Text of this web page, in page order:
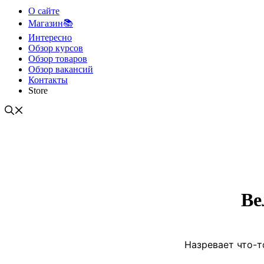
О сайте
Магазин📚
Интересно
Обзор курсов
Обзор товаров
Обзор вакансий
Контакты
Store
Назревает что-